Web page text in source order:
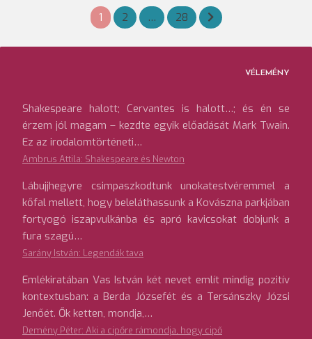
Bejegyzések
lapozása
1 2 … 28
VÉLEMÉNY
Shakespeare halott; Cervantes is halott…; és én se
érzem jól magam – kezdte egyik előadását Mark Twain.
Ez az irodalomtörténeti…
Ambrus Attila: Shakespeare és Newton
Lábujjhegyre csimpaszkodtunk unokatestvéremmel a
kőfal mellett, hogy beleláthassunk a Kovászna parkjában
fortyogó iszapvulkánba és apró kavicsokat dobjunk a
fura szagú…
Sarány István: Legendák tava
Emlékiratában Vas István két nevet említ mindig pozitív
kontextusban: a Berda Józsefét és a Tersánszky Józsi
Jenőét. Ők ketten, mondja,…
Demény Péter: Aki a cipőre rámondja, hogy cipő